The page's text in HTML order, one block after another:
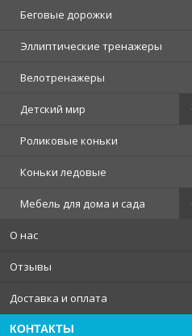
Беговые дорожки
Эллиптические тренажеры
Велотренажеры
Детский мир
Роликовые коньки
Коньки ледовые
Мебель для дома и сада
О нас
Отзывы
Доставка и оплата
КОНТАКТЫ